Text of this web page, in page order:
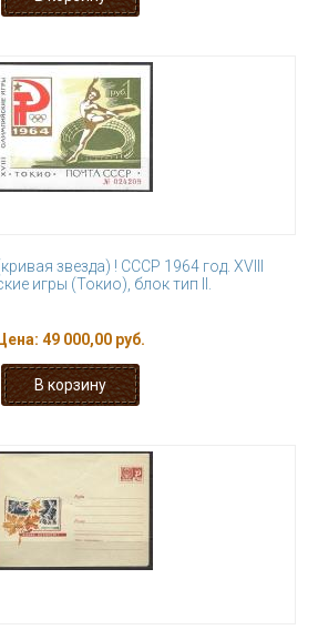
звезда) ! СССР 1964 год. XVIII
игры (Токио), блок тип II.
Цена: 49 000,00 руб.